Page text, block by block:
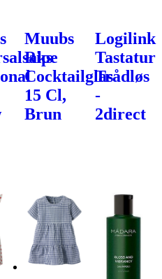
Muubs
Ripe
Cocktailglas
15 Cl,
Brun
Logilink
Tastatur
Trådløs
-
2direct